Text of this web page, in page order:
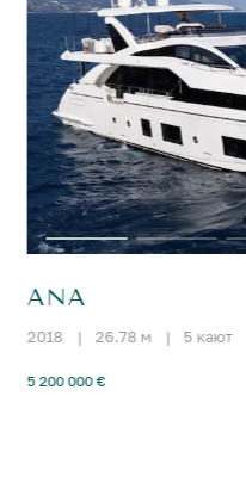
ANA
2018 | 26.78 м | 5 кают
5 200 000 €